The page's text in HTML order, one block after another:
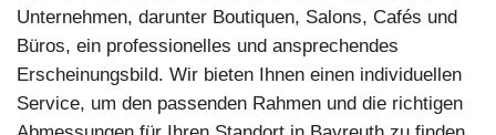
Unternehmen, darunter Boutiquen, Salons, Cafés und
Büros, ein professionelles und ansprechendes
Erscheinungsbild. Wir bieten Ihnen einen individuellen
Service, um den passenden Rahmen und die richtigen